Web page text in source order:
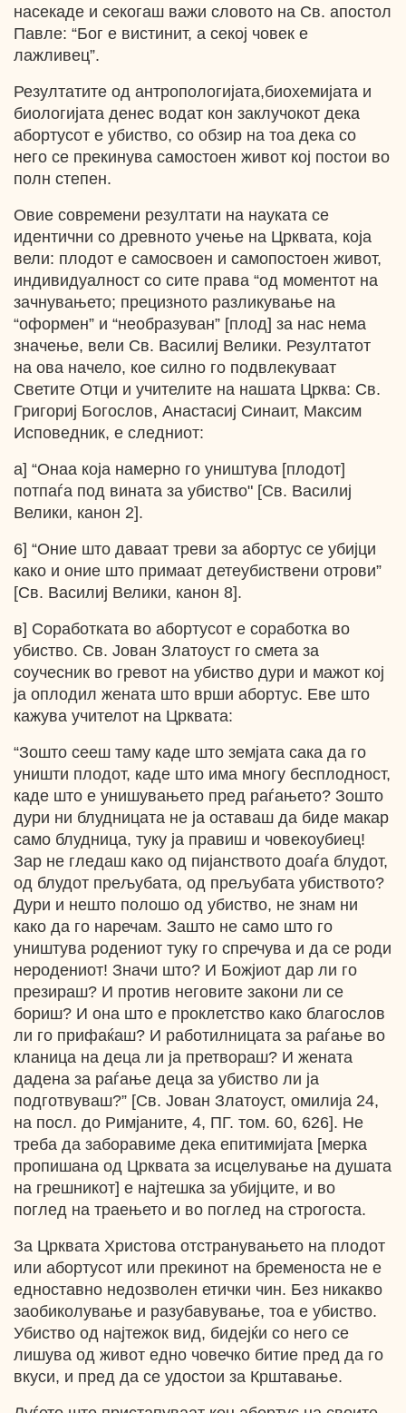
насекаде и секогаш важи словото на Св. апостол
Павле: “Бог е вистинит, а секој човек е
лажливец”.
Резултатите од антропологијата,биохемијата и
биологијата денес водат кон заклучокот дека
абортусот е убиство, со обзир на тоа дека со
него се прекинува самостоен живот кој постои во
полн степен.
Овие современи резултати на науката се
идентични со древното учење на Црквата, која
вели: плодот е самосвоен и самопостоен живот,
индивидуалност со сите права “од моментот на
зачнувањето; прецизното разликување на
“оформен” и “необразуван” [плод] за нас нема
значење, вели Св. Василиј Велики. Резултатот
на ова начело, кое силно го подвлекуваат
Светите Отци и учителите на нашата Црква: Св.
Григориј Богослов, Анастасиј Синаит, Максим
Исповедник, е следниот:
а] “Онаа која намерно го уништува [плодот]
потпаѓа под вината за убиство" [Св. Василиј
Велики, канон 2].
6] “Оние што даваат треви за абортус се убијци
како и оние што примаат детеубиствени отрови”
[Св. Василиј Велики, канон 8].
в] Соработката во абортусот е соработка во
убиство. Св. Јован Златоуст го смета за
соучесник во гревот на убиство дури и мажот кој
ја оплодил жената што врши абортус. Еве што
кажува учителот на Црквата:
“Зошто сееш таму каде што земјата сака да го
уништи плодот, каде што има многу бесплодност,
каде што е унишувањето пред раѓањето? Зошто
дури ни блудницата не ја оставаш да биде макар
само блудница, туку ја правиш и човекоубиец!
Зар не гледаш како од пијанството доаѓа блудот,
од блудот прељубата, од прељубата убиството?
Дури и нешто полошо од убиство, не знам ни
како да го наречам. Зашто не само што го
уништува родениот туку го спречува и да се роди
неродениот! Значи што? И Божјиот дар ли го
презираш? И против неговите закони ли се
бориш? И она што е проклетство како благослов
ли го прифаќаш? И работилницата за раѓање во
кланица на деца ли ја претвораш? И жената
дадена за раѓање деца за убиство ли ја
подготвуваш?” [Св. Јован Златоуст, омилија 24,
на посл. до Римјаните, 4, ПГ. том. 60, 626]. Не
треба да заборавиме дека епитимијата [мерка
пропишана од Црквата за исцелување на душата
на грешникот] е најтешка за убијците, и во
поглед на траењето и во поглед на строгоста.
За Црквата Христова отстранувањето на плодот
или абортусот или прекинот на бременоста не е
едноставно недозволен етички чин. Без никакво
заобиколување и разубавување, тоа е убиство.
Убиство од најтежок вид, бидејќи со него се
лишува од живот едно човечко битие пред да го
вкуси, и пред да се удостои за Крштавање.